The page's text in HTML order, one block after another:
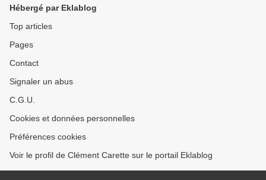
Hébergé par Eklablog
Top articles
Pages
Contact
Signaler un abus
C.G.U.
Cookies et données personnelles
Préférences cookies
Voir le profil de Clément Carette sur le portail Eklablog